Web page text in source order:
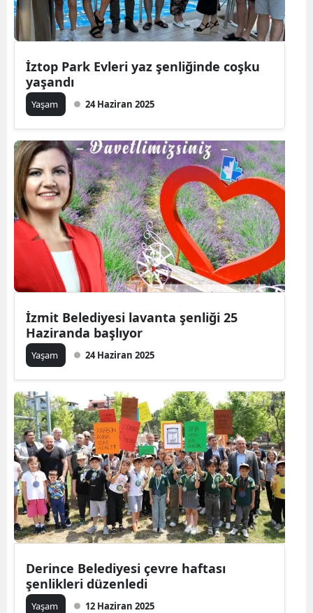
İztop Park Evleri yaz şenliğinde coşku
yaşandı
Yaşam 24 Haziran 2025
İzmit Belediyesi lavanta şenliği 25
Haziranda başlıyor
Yaşam 24 Haziran 2025
Derince Belediyesi çevre haftası
şenlikleri düzenledi
Yaşam 12 Haziran 2025